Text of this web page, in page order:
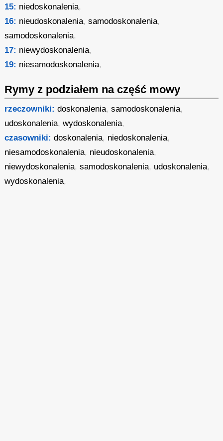
15: niedoskonalenia,
16: nieudoskonalenia,samodoskonalenia,
samodoskonalenia,
17: niewydoskonalenia,
19: niesamodoskonalenia,
Rymy z podziałem na część mowy
rzeczowniki: doskonalenia,samodoskonalenia,
udoskonalenia,wydoskonalenia,
czasowniki: doskonalenia, niedoskonalenia,
niesamodoskonalenia, nieudoskonalenia,
niewydoskonalenia,samodoskonalenia, udoskonalenia,
wydoskonalenia,